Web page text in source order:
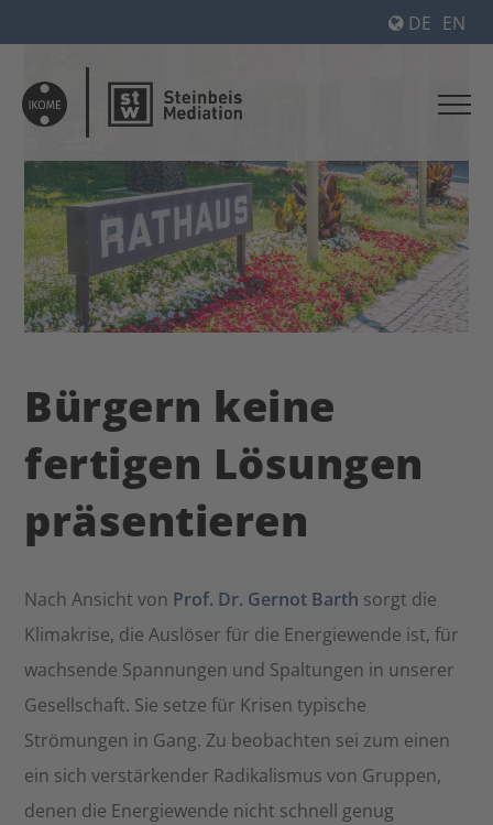
DE EN
Bürgern keine
fertigen Lösungen
präsentieren
Nach Ansicht von Prof. Dr. Gernot Barth sorgt die
Klimakrise, die Auslöser für die Energiewende ist, für
wachsende Spannungen und Spaltungen in unserer
Gesellschaft. Sie setze für Krisen typische
Strömungen in Gang. Zu beobachten sei zum einen
ein sich verstärkender Radikalismus von Gruppen,
denen die Energiewende nicht schnell genug